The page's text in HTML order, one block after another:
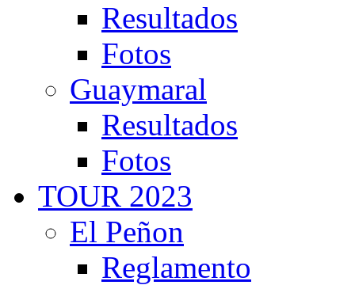
Resultados
Fotos
Guaymaral
Resultados
Fotos
TOUR 2023
El Peñon
Reglamento